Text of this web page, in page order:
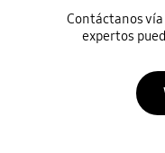
Contáctanos
expertos